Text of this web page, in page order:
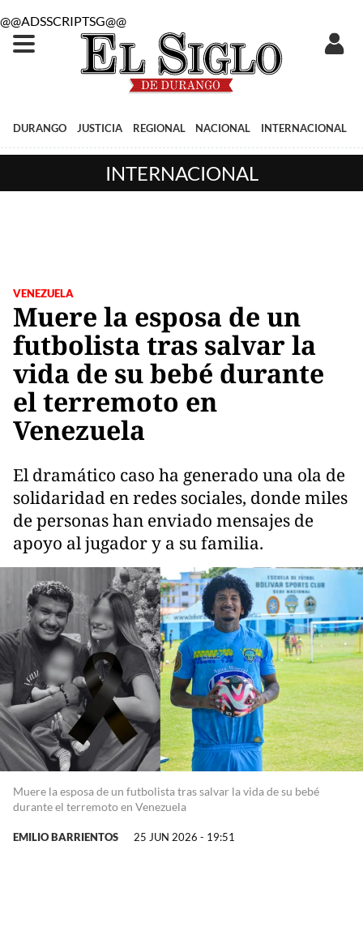
@@ADSSCRIPTSG@@
DURANGO JUSTICIA REGIONAL NACIONAL INTERNACIONAL
INTERNACIONAL
VENEZUELA
Muere la esposa de un
futbolista tras salvar la
vida de su bebé durante
el terremoto en
Venezuela
El dramático caso ha generado una ola de
solidaridad en redes sociales, donde miles
de personas han enviado mensajes de
apoyo al jugador y a su familia.
Muere la esposa de un futbolista tras salvar la vida de su bebé
durante el terremoto en Venezuela
EMILIO BARRIENTOS 25 JUN 2026 - 19:51